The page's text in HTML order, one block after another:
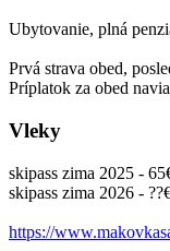
Ubytovanie, plná
Prvá strava obed,
Príplatok za obed
Vleky
skipass zima 2025 -
skipass zima 2026 -
https://